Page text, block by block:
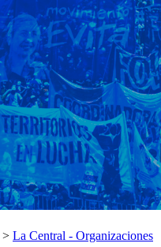
> La Central - Organizaciones